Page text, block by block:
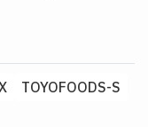
TOYOFOODS-S